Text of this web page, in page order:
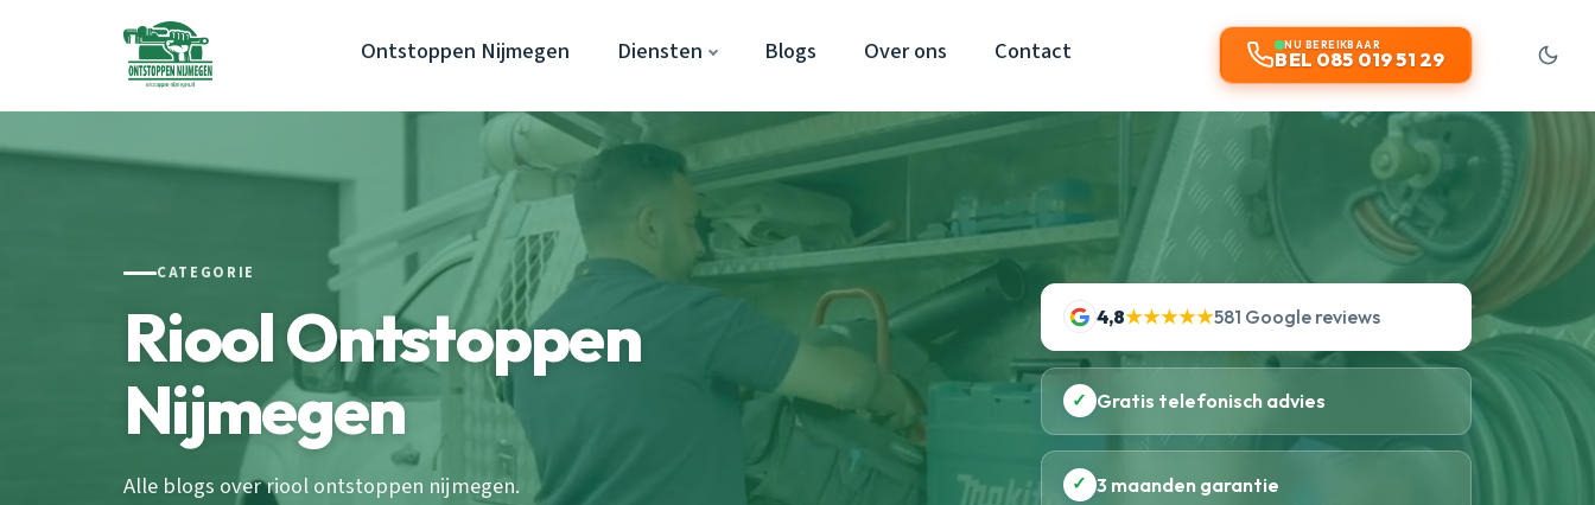
Ontstoppen Nijmegen Diensten Blogs Over ons Contact NU BEREIKBAAR
BEL 085 019 51 29
CATEGORIE
Riool Ontstoppen
Nijmegen
Alle blogs over riool ontstoppen nijmegen.
4,8★★★★★581 Google reviews
✓ Gratis telefonisch advies
✓ 3 maanden garantie